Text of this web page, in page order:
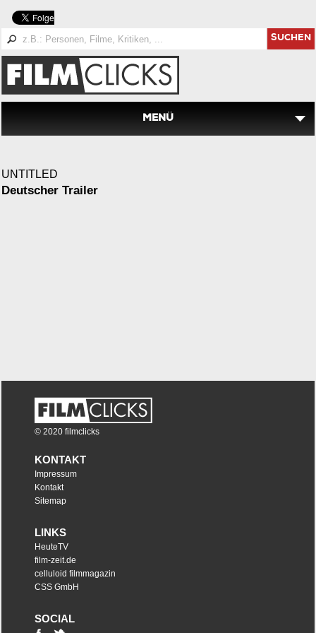
SUCHEN
MENÜ
UNTITLED
Deutscher Trailer
© 2020 filmclicks
KONTAKT
Impressum
Kontakt
Sitemap
LINKS
HeuteTV
film-zeit.de
celluloid filmmagazin
CSS GmbH
SOCIAL